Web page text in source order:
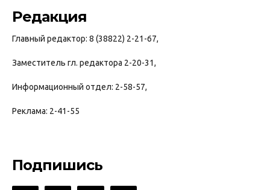
Редакция
Главный редактор: 8 (38822) 2-21-67,
Заместитель гл. редактора 2-20-31,
Информационный отдел: 2-58-57,
Реклама: 2-41-55
Подпишись